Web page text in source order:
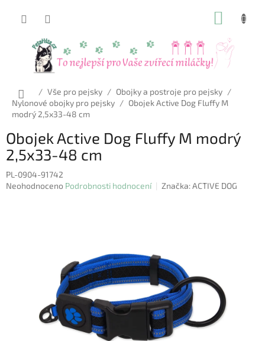
Domů
/ Vše pro pejsky / Obojky a postroje pro pejsky /
Nylonové obojky pro pejsky / Obojek Active Dog Fluffy M
modrý 2,5x33-48 cm
Obojek Active Dog Fluffy M modrý
2,5x33-48 cm
PL-0904-91742
Průměrné
Neohodnoceno Podrobnosti hodnocení Značka:ACTIVE DOG